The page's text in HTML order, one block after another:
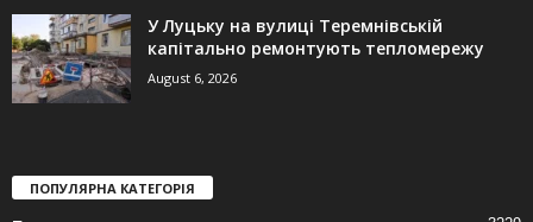
У Луцьку на вулиці Теремнівській
капітально ремонтують тепломережу
August 6, 2026
ПОПУЛЯРНА КАТЕГОРІЯ